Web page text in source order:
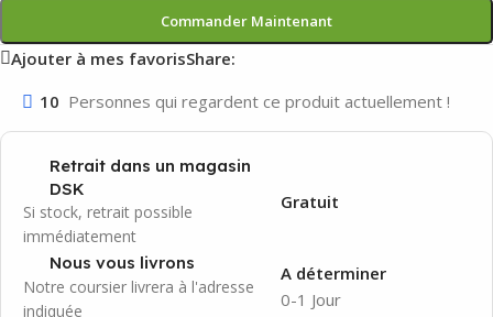
Commander Maintenant
Ajouter à mes favorisShare:
10 Personnes qui regardent ce produit actuellement !
Retrait dans un magasin
DSK
Si stock, retrait possible
immédiatement
Gratuit
Nous vous livrons
Notre coursier livrera à l'adresse
indiquée
0-1 Jour
A déterminer